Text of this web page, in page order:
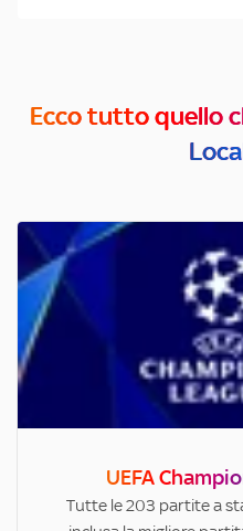
Ecco tutto quello
UEFA
Tutte le 203 partite a